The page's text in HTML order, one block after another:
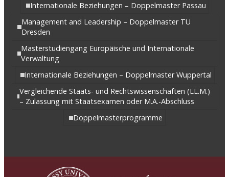
Internationale Beziehungen – Doppelmaster Passau
Management and Leadership – Doppelmaster TU
Dresden
Masterstudiengang Europäische und Internationale
Verwaltung
Internationale Beziehungen – Doppelmaster Wuppertal
Vergleichende Staats- und Rechtswissenschaften (LL.M.)
– Zulassung mit Staatsexamen oder M.A.-Abschluss
Doppelmasterprogramme